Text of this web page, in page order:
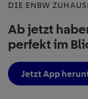
DIE ENBW
Ab jetzt
perfekt im
Jetzt App